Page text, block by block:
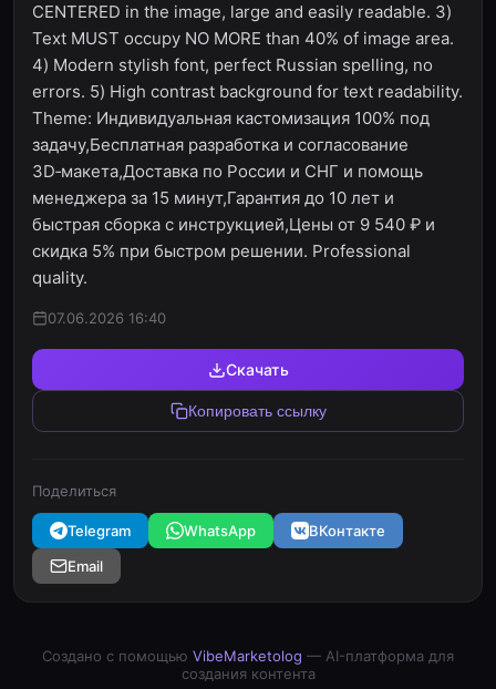
CENTERED in the image, large and easily readable. 3)
Text MUST occupy NO MORE than 40% of image area.
4) Modern stylish font, perfect Russian spelling, no
errors. 5) High contrast background for text readability.
Theme: Индивидуальная кастомизация 100% под
задачу,Бесплатная разработка и согласование
3D‑макета,Доставка по России и СНГ и помощь
менеджера за 15 минут,Гарантия до 10 лет и
быстрая сборка с инструкцией,Цены от 9 540 ₽ и
скидка 5% при быстром решении. Professional
quality.
07.06.2026 16:40
Скачать
Копировать ссылку
Поделиться
Telegram WhatsApp
ВКонтакте
Email
Создано с помощью VibeMarketolog — AI-платформа для
создания контента